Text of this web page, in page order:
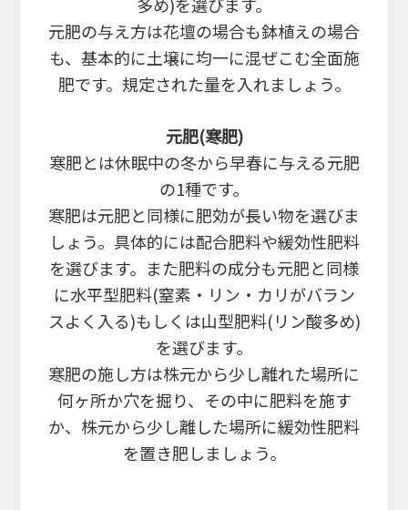
多め)を選びます。
元肥の与え方は花壇の場合も鉢植えの場合
も、基本的に土壌に均一に混ぜこむ全面施
肥です。規定された量を入れましょう。
元肥(寒肥)
寒肥とは休眠中の冬から早春に与える元肥
の1種です。
寒肥は元肥と同様に肥効が長い物を選びま
しょう。具体的には配合肥料や緩効性肥料
を選びます。また肥料の成分も元肥と同様
に水平型肥料(窒素・リン・カリがバラン
スよく入る)もしくは山型肥料(リン酸多め)
を選びます。
寒肥の施し方は株元から少し離れた場所に
何ヶ所か穴を掘り、その中に肥料を施す
か、株元から少し離した場所に緩効性肥料
を置き肥しましょう。